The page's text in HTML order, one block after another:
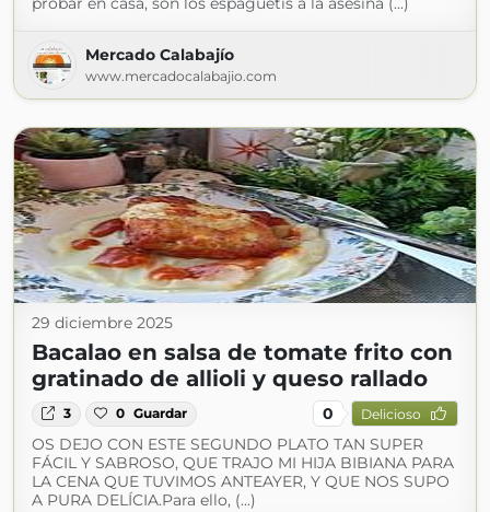
Mercado Calabajío
www.mercadocalabajio.com
29 diciembre 2025
Bacalao en salsa de tomate frito con
gratinado de allioli y queso rallado
3 0 Guardar 0 Delicioso
OS DEJO CON ESTE SEGUNDO PLATO TAN SUPER
FÁCIL Y SABROSO, QUE TRAJO MI HIJA BIBIANA PARA
LA CENA QUE TUVIMOS ANTEAYER, Y QUE NOS SUPO
A PURA DELÍCIA.Para ello, (...)